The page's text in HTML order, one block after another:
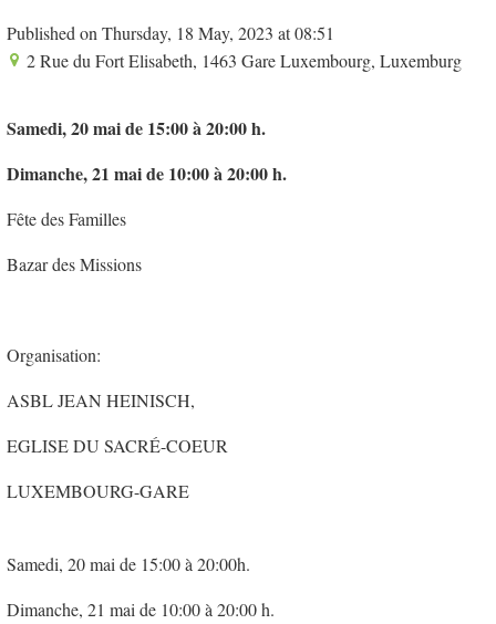
Published on Thursday, 18 May, 2023 at 08:51
2 Rue du Fort Elisabeth, 1463 Gare Luxembourg, Luxemburg
Samedi, 20 mai de 15:00 à 20:00 h.
Dimanche, 21 mai de 10:00 à 20:00 h.
Fête des Familles
Bazar des Missions
Organisation:
ASBL JEAN HEINISCH,
EGLISE DU SACRÉ-COEUR
LUXEMBOURG-GARE
Samedi, 20 mai de 15:00 à 20:00h.
Dimanche, 21 mai de 10:00 à 20:00 h.